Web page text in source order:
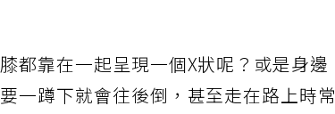
都靠在一起呈現一個X狀呢？或是身邊
一蹲下就會往後倒，甚至走在路上時常